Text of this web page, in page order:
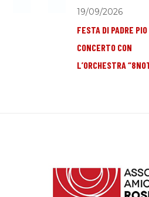
19/09/2026
FESTA DI PADRE PIO
CONCERTO CON
L’ORCHESTRA